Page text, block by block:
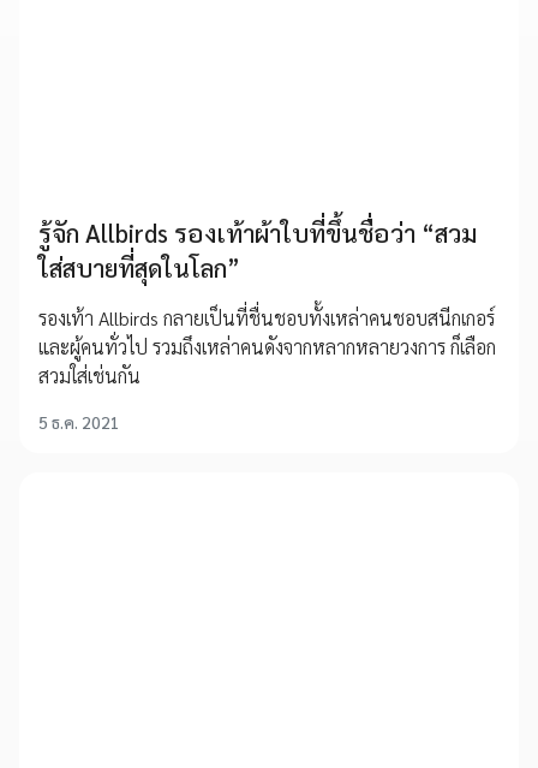
รู้จัก Allbirds รองเท้าผ้าใบที่ขึ้นชื่อว่า “สวม
ใส่สบายที่สุดในโลก”
รองเท้า Allbirds กลายเป็นที่ชื่นชอบทั้งเหล่าคนชอบสนีกเกอร์
และผู้คนทั่วไป รวมถึงเหล่าคนดังจากหลากหลายวงการ ก็เลือก
สวมใส่เช่นกัน
5 ธ.ค. 2021